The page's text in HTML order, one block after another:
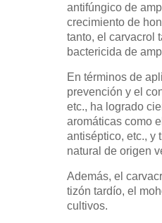
antifúngico de
crecimiento de
tanto, el carvacrol
bactericida de
En términos de
prevención y el
etc., ha logrado
aromáticas como
antiséptico, etc., y
natural de origen
Además, el
tizón tardío, el
cultivos.